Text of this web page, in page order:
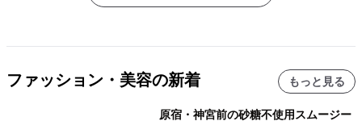
ファッション・美容の新着 もっと見る
原宿・神宮前の砂糖不使用スムージー